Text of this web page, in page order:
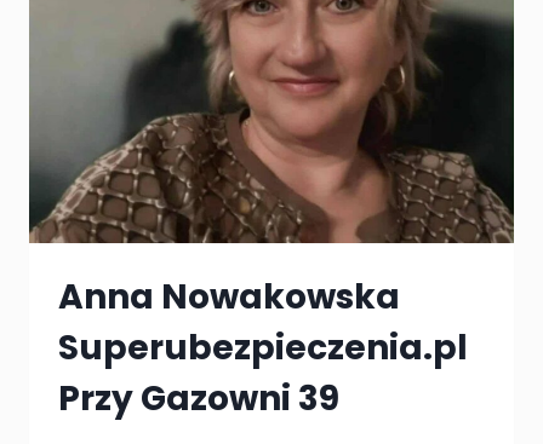
Anna Nowakowska
Superubezpieczenia.pl
Przy Gazowni 39